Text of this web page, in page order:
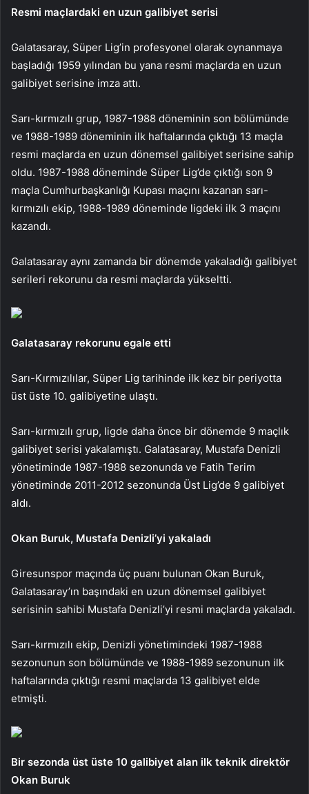
Resmi maçlardaki en uzun galibiyet serisi
Galatasaray, Süper Lig’in profesyonel olarak oynanmaya
başladığı 1959 yılından bu yana resmi maçlarda en uzun
galibiyet serisine imza attı.
Sarı-kırmızılı grup, 1987-1988 döneminin son bölümünde
ve 1988-1989 döneminin ilk haftalarında çıktığı 13 maçla
resmi maçlarda en uzun dönemsel galibiyet serisine sahip
oldu. 1987-1988 döneminde Süper Lig’de çıktığı son 9
maçla Cumhurbaşkanlığı Kupası maçını kazanan sarı-
kırmızılı ekip, 1988-1989 döneminde ligdeki ilk 3 maçını
kazandı.
Galatasaray aynı zamanda bir dönemde yakaladığı galibiyet
serileri rekorunu da resmi maçlarda yükseltti.
Galatasaray rekorunu egale etti
Sarı-Kırmızılılar, Süper Lig tarihinde ilk kez bir periyotta
üst üste 10. galibiyetine ulaştı.
Sarı-kırmızılı grup, ligde daha önce bir dönemde 9 maçlık
galibiyet serisi yakalamıştı. Galatasaray, Mustafa Denizli
yönetiminde 1987-1988 sezonunda ve Fatih Terim
yönetiminde 2011-2012 sezonunda Üst Lig’de 9 galibiyet
aldı.
Okan Buruk, Mustafa Denizli’yi yakaladı
Giresunspor maçında üç puanı bulunan Okan Buruk,
Galatasaray’ın başındaki en uzun dönemsel galibiyet
serisinin sahibi Mustafa Denizli’yi resmi maçlarda yakaladı.
Sarı-kırmızılı ekip, Denizli yönetimindeki 1987-1988
sezonunun son bölümünde ve 1988-1989 sezonunun ilk
haftalarında çıktığı resmi maçlarda 13 galibiyet elde
etmişti.
Bir sezonda üst üste 10 galibiyet alan ilk teknik direktör
Okan Buruk